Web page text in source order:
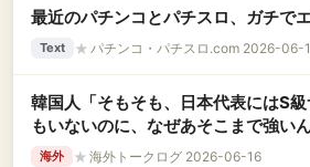
最近のパチンコとパチスロ、ガチで
Text ★ パチンコ・パチスロ.com 2026-06-
韓国人「そもそも、日本代表にはS
もいないのに、なぜあそこまで強い
韓国の反応
海外 ★ 海外トークログ 2026-06-16